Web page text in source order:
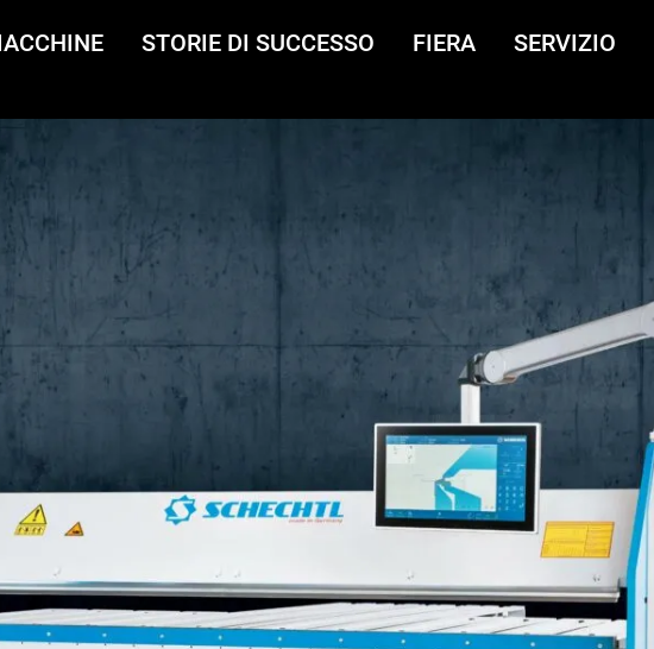
STORIE DI SUCCESSO FIERA SERVIZIO